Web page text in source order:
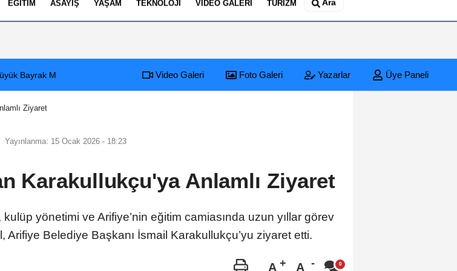
EĞITIM ASAYIŞ YAŞAM TEKNOLOJI VIDEO GALERI TURIZM Ara
Çöktü, Esnaf Tepkili! Video Galeri Foto Galeri Yazarlar Üye Paneli
Ziyaret
Yayınlanma: 15 Ocak 2026 - 18:23
Karakullukçu'ya Anlamlı Ziyaret
yönetimi ve Arifiye’nin eğitim camiasında uzun yıllar görev
Belediye Başkanı İsmail Karakullukçu’yu ziyaret etti.
A A